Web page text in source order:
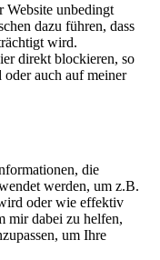
Website unbedingt
dazu führen, dass
wird.
direkt blockieren, so
auch auf meiner
die
werden, um z.B.
oder wie effektiv
mir dabei zu helfen,
um Ihre